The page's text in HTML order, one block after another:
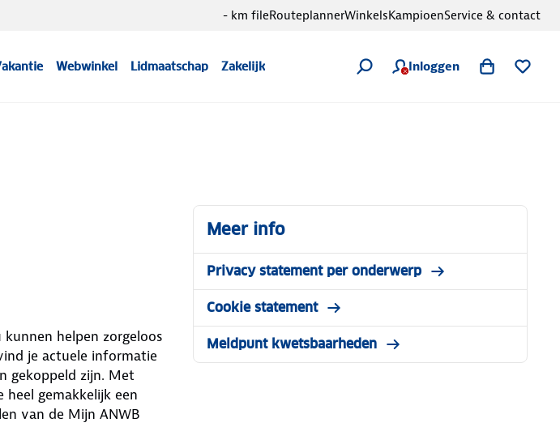
Webwinkel Lidmaatschap Zakelijk Inloggen
- km fileRouteplannerWinkelsKampioenService & contact
helpen zorgeloos
je actuele informatie
gekoppeld zijn. Met
gemakkelijk een
van de Mijn ANWB
Meer info
Privacy statement per onderwerp
Cookie statement
Meldpunt kwetsbaarheden